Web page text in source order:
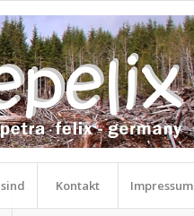
Kontakt Impressum